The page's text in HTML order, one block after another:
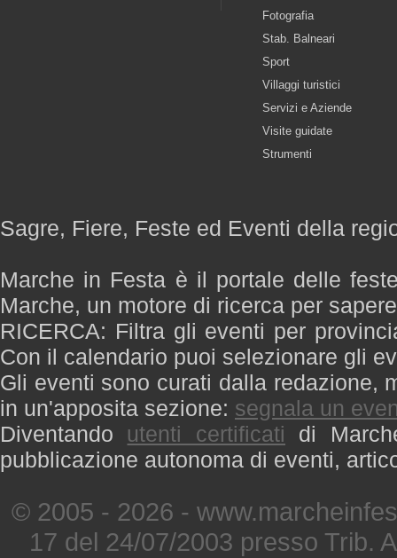
Fotografia
Stab. Balneari
Sport
Villaggi turistici
Servizi e Aziende
Visite guidate
Strumenti
Sagre, Fiere, Feste ed Eventi della
Marche in Festa è il portale delle
Marche, un motore di ricerca per
RICERCA: Filtra gli eventi per
Con il calendario puoi selezionare gli
Gli eventi sono curati dalla redazione,
in un'apposita sezione: segnala un
Diventando utenti certificati di
pubblicazione autonoma di eventi,
© 2005 - 2026 -
17 del 24/07/2003 presso Trib.